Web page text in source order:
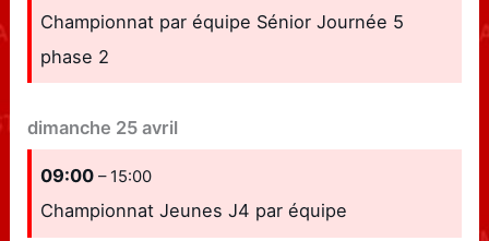
Championnat par équipe Sénior Journée 5
phase 2
dimanche 25 avril
09:00– 15:00
Championnat Jeunes J4 par équipe